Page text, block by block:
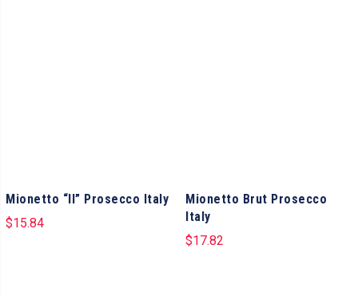
Mionetto “Il” Prosecco Italy
$15.84
Mionetto Brut Prosecco
Italy
$17.82